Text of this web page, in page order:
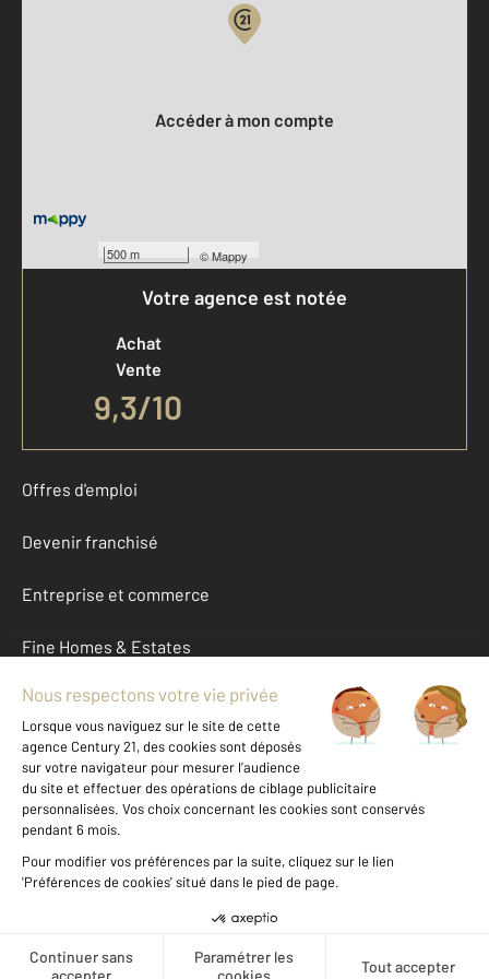
500 m ©Mappy
Accéder à mon compte
Votre agence est notée
Achat
Vente
9,3/10
Offres d'emploi
Devenir franchisé
Entreprise et commerce
Fine Homes & Estates
À propos
International
Nous contacter
Données personnelles
Gestionnaire des cookies